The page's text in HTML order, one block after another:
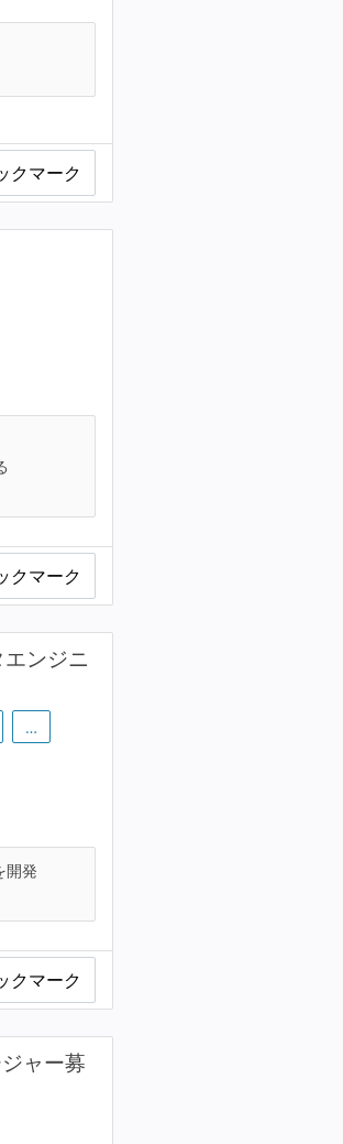
クマーク
クマーク
ンジニ
…
開発
クマーク
ャー募